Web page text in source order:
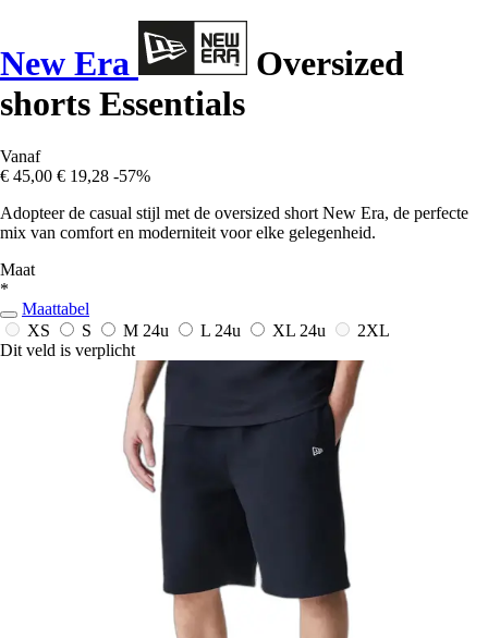
New Era
Oversized
shorts Essentials
Vanaf
€ 45,00 € 19,28 -57%
Adopteer de casual stijl met de oversized short New Era, de perfecte
mix van comfort en moderniteit voor elke gelegenheid.
Maat
*
Maattabel
XS
S M 24u L 24u XL 24u
2XL
Dit veld is verplicht